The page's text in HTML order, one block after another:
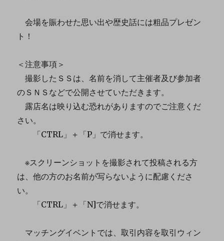
会場を賑わせた思い出や歴史話には粗品プレゼン
ト！
＜注意事項＞
撮影したＳＳは、名前を消して主催者及び参加者
のＳＮＳなどで公開させていただきます。
露店名は映り込む恐れがありますのでご注意くだ
さい。
「CTRL」＋「P」で消せます。
※スクリーンショットを撮影されて投稿される方
は、他の方のお名前が写らないように配慮くださ
い。
「CTRL」＋「N]で消せます。
マッチングイベントでは、取引内容を取引ウィン